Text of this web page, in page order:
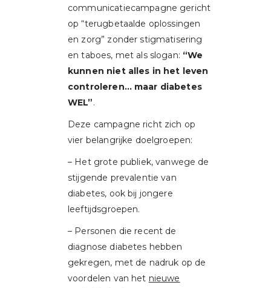
communicatiecampagne gericht
op “terugbetaalde oplossingen
en zorg” zonder stigmatisering
en taboes, met als slogan: “We
kunnen niet alles in het leven
controleren… maar diabetes
WEL”.
Deze campagne richt zich op
vier belangrijke doelgroepen:
– Het grote publiek, vanwege de
stijgende prevalentie van
diabetes, ook bij jongere
leeftijdsgroepen.
– Personen die recent de
diagnose diabetes hebben
gekregen, met de nadruk op de
voordelen van het nieuwe